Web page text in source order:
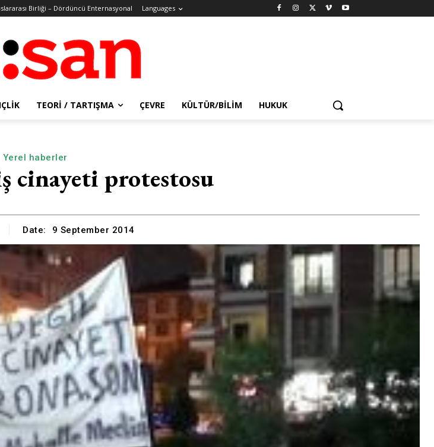
Birliği – Dördüncü Enternasyonal Languages
TEORI / TARTIŞMA ÇEVRE KÜLTÜR/BILIM HUKUK
Yerel haberler
cinayeti protestosu
Date: 9 September 2014